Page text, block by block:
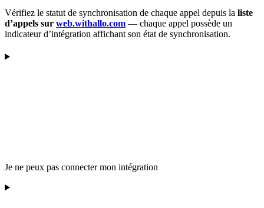
Vérifiez le statut de synchronisation de chaque appel depuis la liste
d’appels sur web.withallo.com — chaque appel possède un
indicateur d’intégration affichant son état de synchronisation.
Je ne peux pas connecter mon intégration